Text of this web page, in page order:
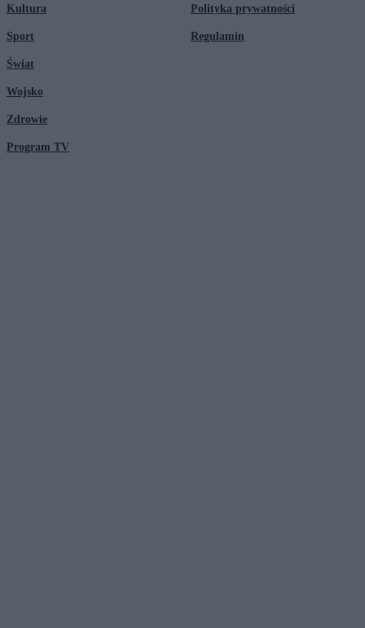
Kultura
Sport
Świat
Wojsko
Zdrowie
Program TV
Polityka prywatności
Regulamin